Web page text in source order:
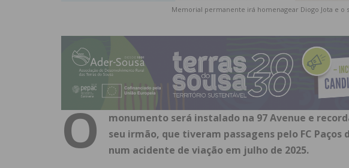
Memorial permanente irá homenagear Diogo Jota e o
O
monumento será instalado na 97 Avenue e
seu irmão, que tiveram passagens pelo FC Paços
num acidente de viação em julho de 2025.